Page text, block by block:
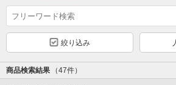
絞り込み
商品検索結果 （47件）